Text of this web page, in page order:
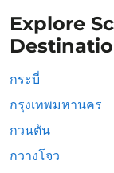
Explore
กระบี่
กรุงเทพมหานคร
กวนตัน
กวางโจว